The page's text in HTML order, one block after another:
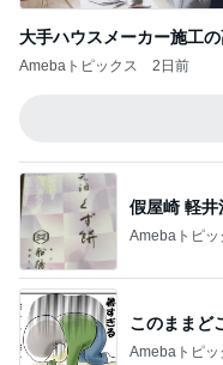
手島優 夫出張で長期間ワ
Amebaトピックス 1日前
ファンミで
Amebaトピッ
鷲と鷹の大
Amebaトピッ